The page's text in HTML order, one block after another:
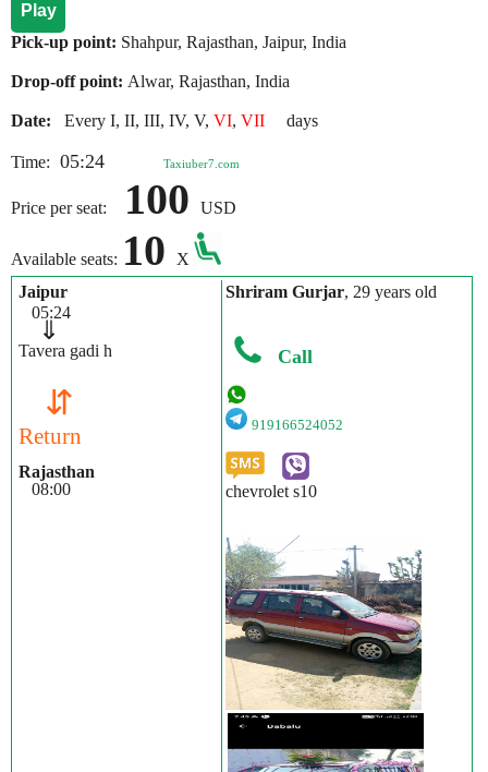
Play
Pick-up point: Shahpur, Rajasthan, Jaipur, India
Drop-off point: Alwar, Rajasthan, India
Date: Every I, II, III, IV, V, VI, VII days
Time: 05:24 Taxiuber7.com
Price per seat: 100 USD
Available seats: 10
X
Jaipur
05:24
⇓
Tavera gadi h
⇵
Return
Rajasthan
08:00
Shriram Gurjar, 29 years old
Call
919166524052
chevrolet s10